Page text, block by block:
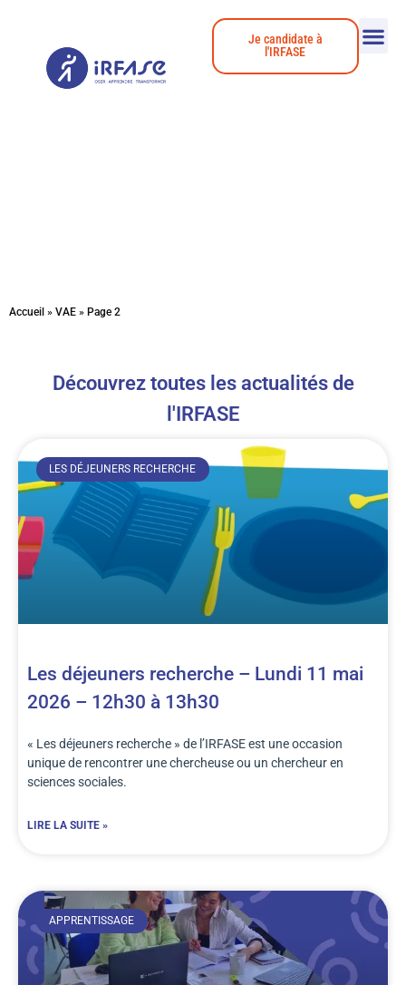
Je candidate à
l'IRFASE
Accueil » VAE » Page 2
Découvrez toutes les actualités de
l'IRFASE
LES DÉJEUNERS RECHERCHE
Les déjeuners recherche – Lundi 11 mai
2026 – 12h30 à 13h30
« Les déjeuners recherche » de l’IRFASE est une occasion
unique de rencontrer une chercheuse ou un chercheur en
sciences sociales.
LIRE LA SUITE »
APPRENTISSAGE